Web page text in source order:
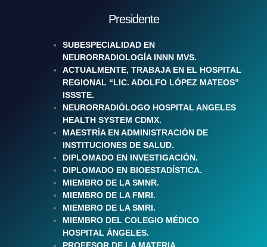
Presidente
SUBESPECIALIDAD EN
NEURORRADIOLOGÍA INNN MVS.
ACTUALMENTE, TRABAJA EN EL HOSPITAL
REGIONAL “LIC. ADOLFO LÓPEZ MATEOS”
ISSSTE.
NEURORRADIÓLOGO HOSPITAL ANGELES
HEALTH SYSTEM CDMX.
MAESTRÍA EN ADMINISTRACIÓN DE
INSTITUCIONES DE SALUD.
DIPLOMADO EN INVESTIGACIÓN.
DIPLOMADO EN BIOESTADÍSTICA.
MIEMBRO DE LA SMNR.
MIEMBRO DE LA FMRI.
MIEMBRO DE LA SMRI.
MIEMBRO DEL COLEGIO MÉDICO
HOSPITAL ÁNGELES.